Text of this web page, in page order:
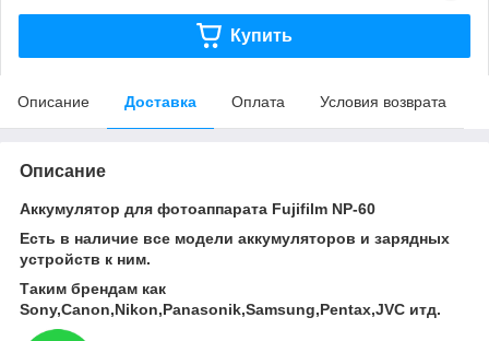
Купить
Описание Доставка Оплата Условия возврата
Описание
Аккумулятор для фотоаппарата Fujifilm NP-60
Есть в наличие все модели аккумуляторов и зарядных
устройств к ним.
Таким брендам как
Sony,Canon,Nikon,Panasonik,Samsung,Pentax,JVC итд.